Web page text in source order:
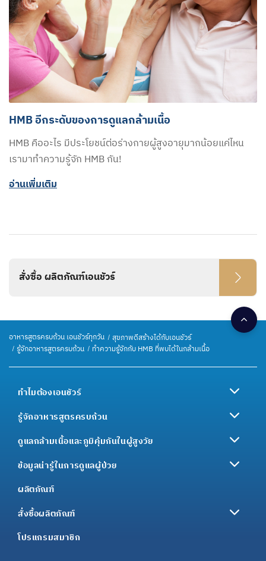
HMB อีกระดับของการดูแลกล้ามเนื้อ
HMB คืออะไร มีประโยชน์ต่อร่างกายผู้สูงอายุมากน้อยแค่ไหน
เรามาทำความรู้จัก HMB กัน!
อ่านเพิ่มเติม
สั่งซื้อ ผลิตภัณฑ์เอนชัวร์
อาหารสูตรครบถ้วน เอนชัวร์ทุกวัน
สุขภาพดีสร้างได้กับเอนชัวร์
รู้จักอาหารสูตรครบถ้วน
ทำความรู้จักกับ HMB ที่พบได้ในกล้ามเนื้อ
ทำไมต้องเอนชัวร์
รู้จักอาหารสูตรครบถ้วน
ดูแลกล้ามเนื้อและภูมิคุ้มกันในผู้สูงวัย
ข้อมูลน่ารู้ในการดูแลผู้ป่วย
ผลิตภัณฑ์
สั่งซื้อผลิตภัณฑ์
โปรแกรมสมาชิก